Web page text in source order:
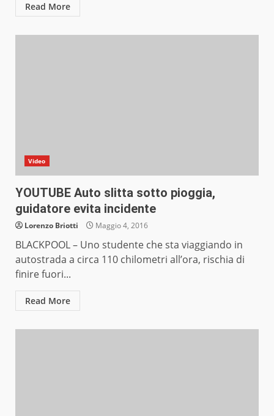
Read More
Video
YOUTUBE Auto slitta sotto pioggia,
guidatore evita incidente
Lorenzo Briotti Maggio 4, 2016
BLACKPOOL – Uno studente che sta viaggiando in
autostrada a circa 110 chilometri all’ora, rischia di
finire fuori...
Read More